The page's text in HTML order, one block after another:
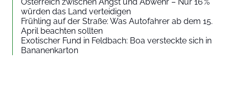
würden das Land verteidigen
Frühling auf der Straße: Was Autofahrer ab dem 15.
April beachten sollten
Exotischer Fund in Feldbach: Boa versteckte sich in
Bananenkarton